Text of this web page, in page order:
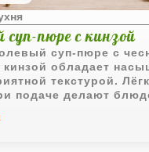
суп-пюре с кинзой
суп-пюре с
кинзой обладает
текстурой.
подаче делают